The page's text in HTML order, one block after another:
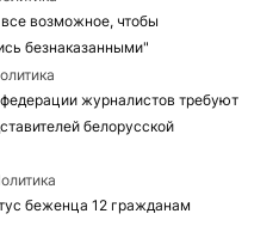
возможное, чтобы
безнаказанными"
журналистов требуют
белорусской
беженца 12 гражданам